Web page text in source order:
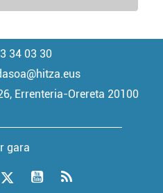
34 03 30
Errenteria-Orereta 20100
gara